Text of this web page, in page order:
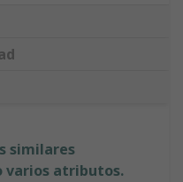
similares
varios atributos.